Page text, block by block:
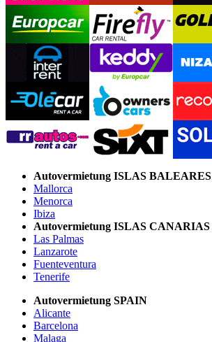
Autovermietung ISLAS BALEARES
Mallorca
Menorca
Ibiza
Autovermietung ISLAS CANARIAS
Las Palmas
Lanzarote
Fuenteventura
Tenerife
Autovermietung SPAIN
Alicante
Barcelona
Malaga